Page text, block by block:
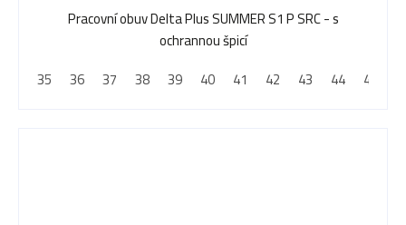
Pracovní obuv Delta Plus SUMMER S1 P SRC - s
ochrannou špicí
35
36 37 38 39 40 41 42 43 44 45